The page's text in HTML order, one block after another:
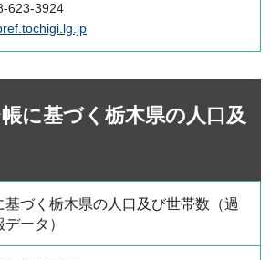
623-3924
に基づく栃木県の人口及
基づく栃木県の人口及び世帯数（過
ータ）